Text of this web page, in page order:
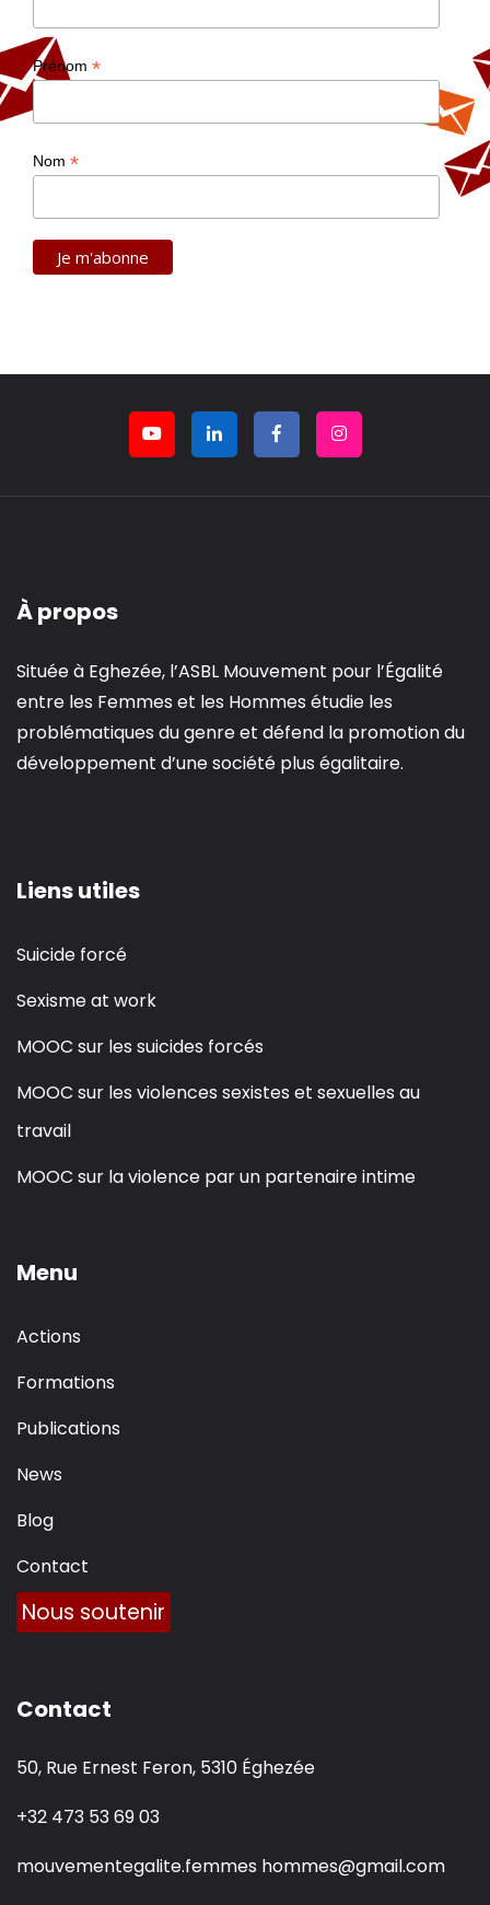
Prénom *
Nom *
À propos
Située à Eghezée, l’ASBL Mouvement pour l’Égalité
entre les Femmes et les Hommes étudie les
problématiques du genre et défend la promotion du
développement d’une société plus égalitaire.
Liens utiles
Suicide forcé
Sexisme at work
MOOC sur les suicides forcés
MOOC sur les violences sexistes et sexuelles au
travail
MOOC sur la violence par un partenaire intime
Menu
Actions
Formations
Publications
News
Blog
Contact
Nous soutenir
Contact
50, Rue Ernest Feron, 5310 Éghezée
+32 473 53 69 03
mouvementegalite.femmes hommes@gmail.com